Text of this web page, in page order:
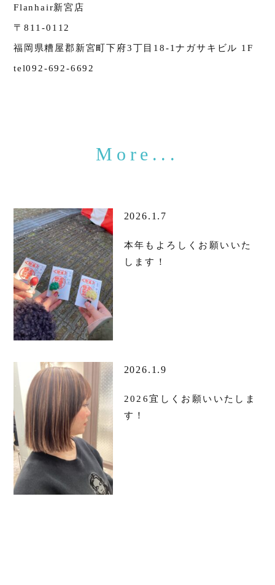
Flanhair新宮店
〒811-0112
福岡県糟屋郡新宮町下府3丁目18-1ナガサキビル 1F
tel092-692-6692
2026.1.7
本年もよろしくお願いいた
します！
2026.1.9
2026宜しくお願いいたしま
す！